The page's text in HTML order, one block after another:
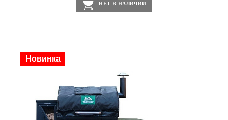
НЕТ В НАЛИЧИИ
Скидка
Новинка